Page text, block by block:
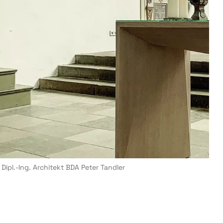
Ing. Architekt BDA Peter Tandler